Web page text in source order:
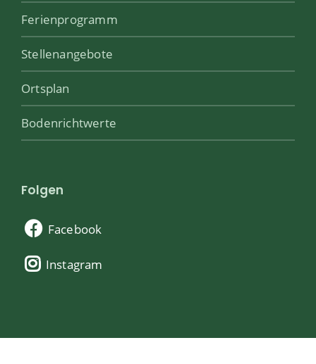
Ferienprogramm
Stellenangebote
Ortsplan
Bodenrichtwerte
Folgen
Facebook
Instagram